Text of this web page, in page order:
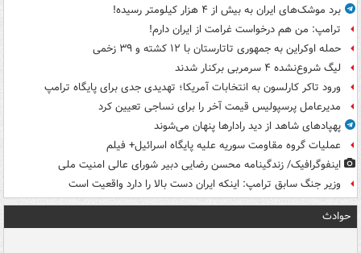
برد موشک‌های ایران به بیش از ۴ هزار کیلومتر رسیده!
ترامپ: من هم درخواست غرامت از ایران دارم!
حمله اوکراین به جمهوری تاتارستان با ۱۲ کشته و ۳۹ زخمی
لیگ شروع‌نشده ۴ سرمربی برکنار شدند
ورود تاکر کارلسون به انتخابات آمریکا؛ تهدیدی جدی برای پایگاه ترامپ
مدیرعامل پرسپولیس قیمت آخر را برای نساجی تعیین کرد
پهپادهای شاهد از دید رادارها پنهان می‌شوند
عملیات گروه مقاومت سوریه علیه پایگاه اسرائیل+ فیلم
اینفوگرافیک/ زندگینامه محسن رضایی دبیر شورای عالی امنیت‌ ملی
وزیر جنگ سابق ترامپ: اینکه ایران دست بالا را دارد واقعیت است
حوادث